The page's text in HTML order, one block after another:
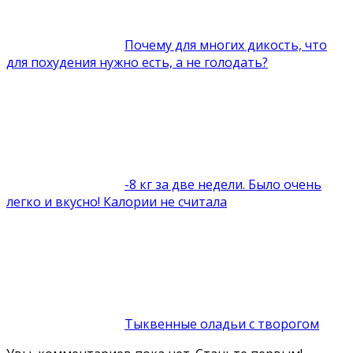
Почему для многих дикость, что
для похудения нужно есть, а не голодать?
-8 кг за две недели. Было очень
легко и вкусно! Калории не считала
Тыквенные оладьи с творогом